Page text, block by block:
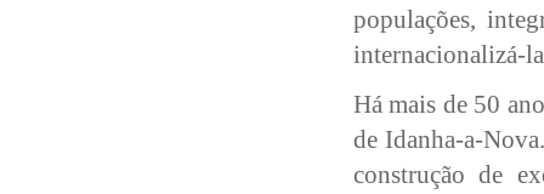
populações,
internacionalizá-
Há mais de 50
de Idanha-a-
construção de